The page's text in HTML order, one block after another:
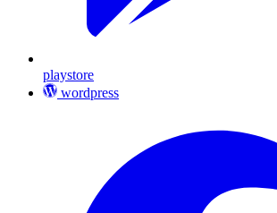
playstore
wordpress